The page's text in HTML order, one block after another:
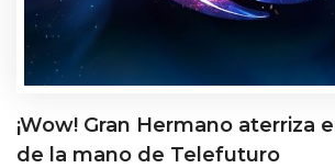
¡Wow! Gran Hermano aterriza
de la mano de Telefuturo